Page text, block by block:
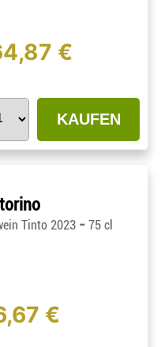
€
KAUFEN
Tinto 2023 -75 cl
€